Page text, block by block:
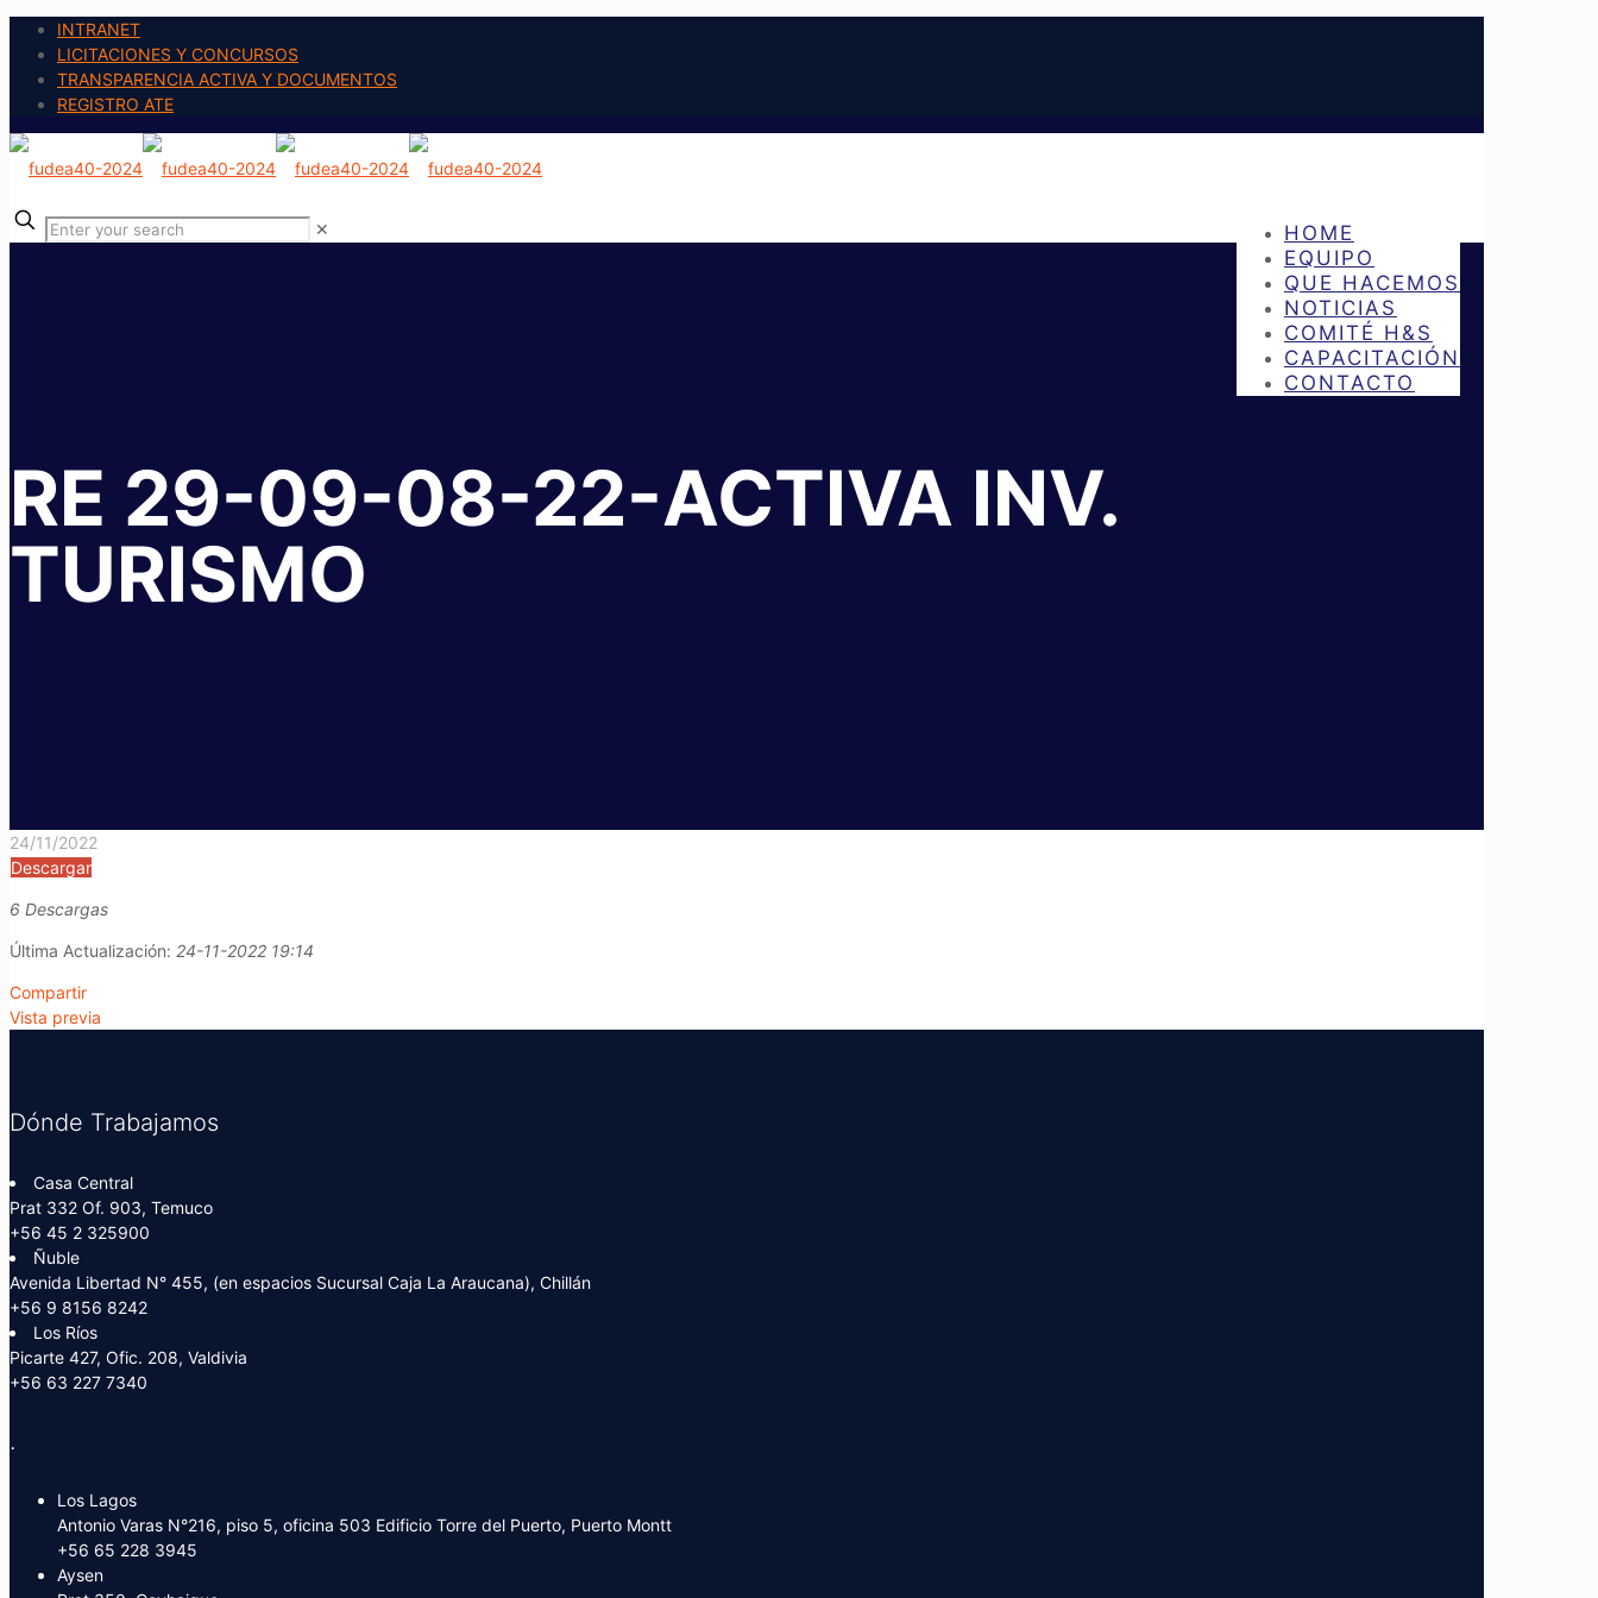
INTRANET
LICITACIONES Y CONCURSOS
TRANSPARENCIA ACTIVA Y DOCUMENTOS
REGISTRO ATE
HOME
EQUIPO
QUE HACEMOS
NOTICIAS
COMITÉ H&S
CAPACITACIÓN
CONTACTO
✕
RE 29-09-08-22-ACTIVA INV.
TURISMO
24/11/2022
Descargar
6 Descargas
Última Actualización: 24-11-2022 19:14
Compartir
Vista previa
Dónde Trabajamos
Casa Central
Prat 332 Of. 903, Temuco
+56 45 2 325900
Ñuble
Avenida Libertad N° 455, (en espacios Sucursal Caja La Araucana), Chillán
+56 9 8156 8242
Los Ríos
Picarte 427, Ofic. 208, Valdivia
+56 63 227 7340
.
Los Lagos
Antonio Varas N°216, piso 5, oficina 503 Edificio Torre del Puerto, Puerto Montt
+56 65 228 3945
Aysen